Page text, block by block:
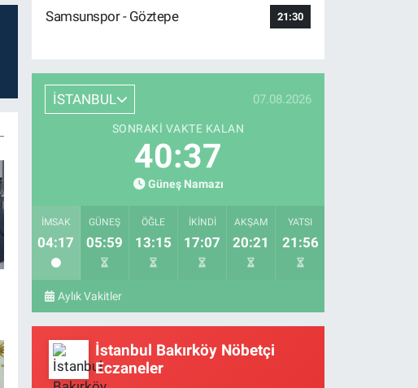
Samsunspor - Göztepe
21:30
İSTANBUL 07.08.2026
SONRAKI VAKTE KALAN
40:36
Güneş Namazı
İMSAK
04:17
GÜNEŞ
05:59
ÖĞLE
13:15
İKINDI
17:07
AKŞAM
20:21
YATSI
21:56
Aylık Vakitler
İstanbul Bakırköy Nöbetçi
Eczaneler